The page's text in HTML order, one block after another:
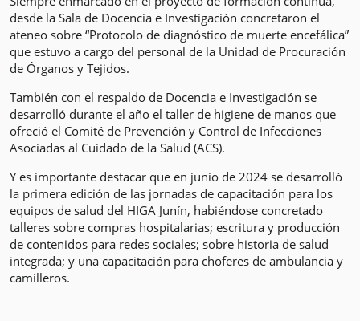
desde la Sala de Docencia e Investigación concretaron el
ateneo sobre “Protocolo de diagnóstico de muerte encefálica”
que estuvo a cargo del personal de la Unidad de Procuración
de Órganos y Tejidos.
También con el respaldo de Docencia e Investigación se
desarrolló durante el año el taller de higiene de manos que
ofreció el Comité de Prevención y Control de Infecciones
Asociadas al Cuidado de la Salud (ACS).
Y es importante destacar que en junio de 2024 se desarrolló
la primera edición de las jornadas de capacitación para los
equipos de salud del HIGA Junín, habiéndose concretado
talleres sobre compras hospitalarias; escritura y producción
de contenidos para redes sociales; sobre historia de salud
integrada; y una capacitación para choferes de ambulancia y
camilleros.